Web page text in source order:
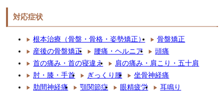
対応症状
根本治療（骨盤・骨格・姿勢矯正）
骨盤矯正
産後の骨盤矯正
腰痛・ヘルニア
頭痛
首の痛み・首の寝違え
肩の痛み・肩こり・五十肩
肘・膝・手首
ぎっくり腰
坐骨神経痛
肋間神経痛
顎関節症 眼精疲労
耳鳴り